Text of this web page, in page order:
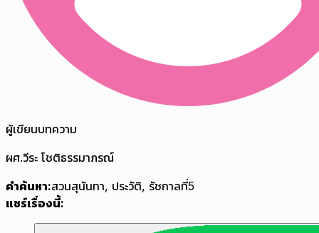
ผู้เขียนบทความ
ผศ.วีระ โชติธรรมาภรณ์
คำค้นหา:สวนสุนันทา, ประวัติ, รัชกาลที่5
แชร์เรื่องนี้: